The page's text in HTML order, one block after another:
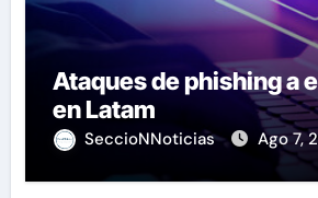
Ataques de phishing a
en Latam
SeccioNNoticias Ago 7,